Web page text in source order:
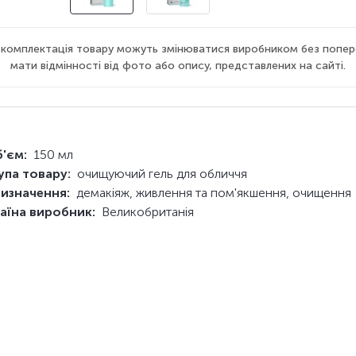
комплектація товару можуть змінюватися виробником без
мати відмінності від фото або опису, представлених на сайті.
150 мл
товару: очищуючий гель для обличчя
демакіяж, живлення та пом'якшення, очищення
виробник: Великобританія